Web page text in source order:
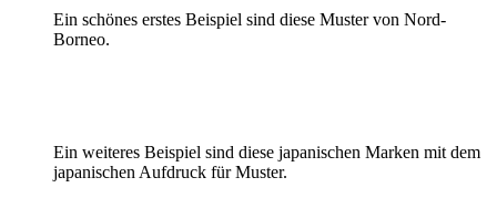
Ein schönes erstes Beispiel sind diese Muster von Nord-
Borneo.
Ein weiteres Beispiel sind diese japanischen Marken mit dem
japanischen Aufdruck für Muster.